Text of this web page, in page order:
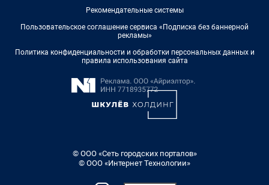
Рекомендательные системы
Пользовательское соглашение сервиса «Подписка без баннерной
рекламы»
Политика конфиденциальности и обработки персональных данных и
правила использования сайта
© ООО «Сеть городских порталов»
© ООО «Интернет Технологии»